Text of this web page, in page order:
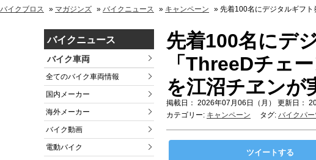
バイクブロス マガジンズ バイクニュース キャンペーン 先着100名にデジタルギフ
バイクニュース
バイク車両
全てのバイク車両情報
国内メーカー
海外メーカー
バイク動画
電動バイク
先着100名にデ
「ThreeDチェ
を江沼チヱンが
掲載日： 2026年07月06日（月） 更新日：
カテゴリー: キャンペーン タグ: バイクパー
ツイートする